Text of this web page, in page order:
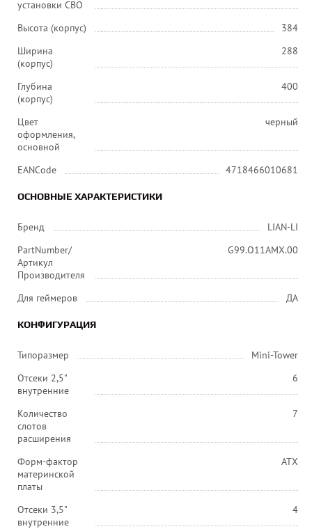
установки СВО
Высота (корпус)
384
Ширина
(корпус)
288
Глубина
(корпус)
400
Цвет
оформления,
основной
черный
EANCode 4718466010681
ОСНОВНЫЕ ХАРАКТЕРИСТИКИ
Бренд
LIAN-LI
PartNumber/
Артикул
Производителя
G99.O11AMX.00
Для геймеров ДА
КОНФИГУРАЦИЯ
Типоразмер
Mini-Tower
Отсеки 2,5"
внутренние
6
Количество
слотов
расширения
7
Форм-фактор
материнской
платы
ATX
Отсеки 3,5"
внутренние
4